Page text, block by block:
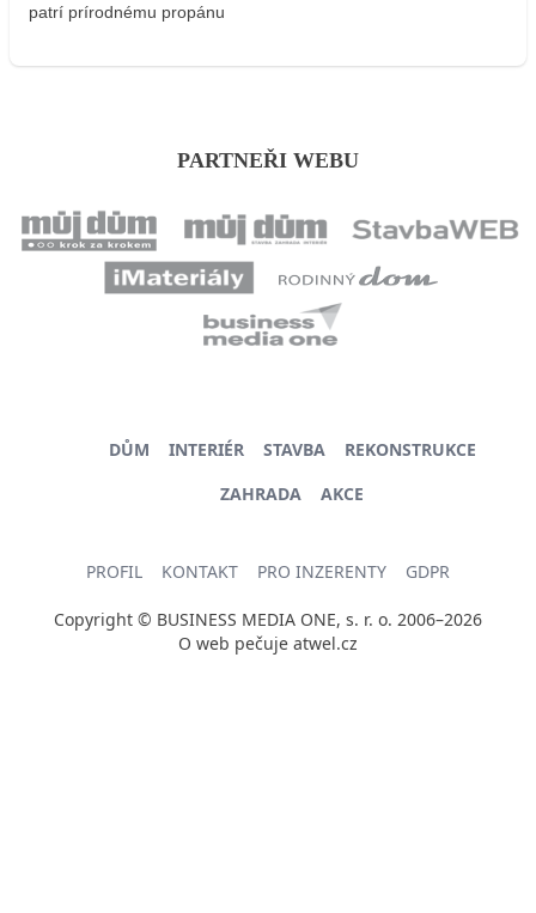
patrí prírodnému propánu
PARTNEŘI WEBU
DŮM INTERIÉR STAVBA
REKONSTRUKCE
ZAHRADA
AKCE
PROFIL KONTAKT PRO INZERENTY GDPR
Copyright © BUSINESS MEDIA ONE, s. r. o. 2006–2026